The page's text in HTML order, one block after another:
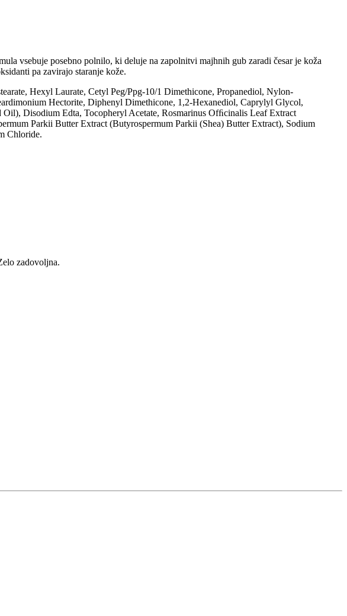
vsebuje posebno polnilo, ki deluje na zapolnitvi majhnih gub zaradi česar je koža
pa zavirajo staranje kože.
Hexyl Laurate, Cetyl Peg/Ppg-10/1 Dimethicone, Propanediol, Nylon-
Hectorite, Diphenyl Dimethicone, 1,2-Hexanediol, Caprylyl Glycol,
Disodium Edta, Tocopheryl Acetate, Rosmarinus Ofﬁcinalis Leaf Extract
Parkii Butter Extract (Butyrospermum Parkii (Shea) Butter Extract), Sodium
Chloride.
zadovoljna.